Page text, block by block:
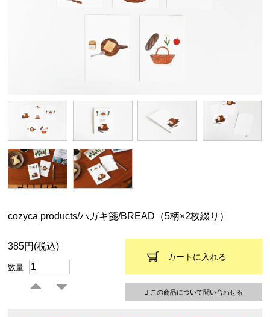
cozyca products/ハガキ箋/BREAD（5柄×2枚綴り）
385円(税込)
数量
カートに入れる
この商品について問い合わせる